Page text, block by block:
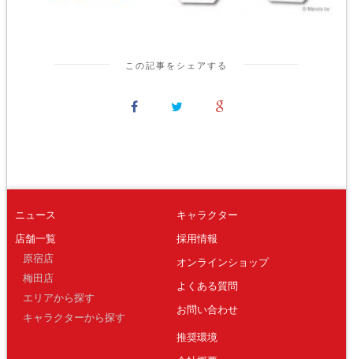
この記事をシェアする
ニュース
店舗一覧
原宿店
梅田店
エリアから探す
キャラクターから探す
キャラクター
採用情報
オンラインショップ
よくある質問
お問い合わせ
推奨環境